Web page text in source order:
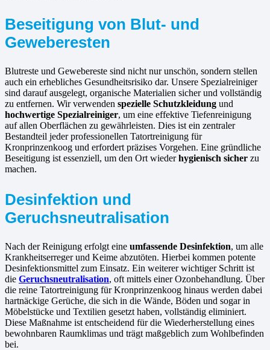
Beseitigung von Blut- und
Geweberesten
Blutreste und Gewebereste sind nicht nur unschön, sondern stellen
auch ein erhebliches Gesundheitsrisiko dar. Unsere Spezialreiniger
sind darauf ausgelegt, organische Materialien sicher und vollständig
zu entfernen. Wir verwenden spezielle Schutzkleidung und
hochwertige Spezialreiniger, um eine effektive Tiefenreinigung
auf allen Oberflächen zu gewährleisten. Dies ist ein zentraler
Bestandteil jeder professionellen Tatortreinigung für
Kronprinzenkoog und erfordert präzises Vorgehen. Eine gründliche
Beseitigung ist essenziell, um den Ort wiederhygienisch sicher zu
machen.
Desinfektion und
Geruchsneutralisation
Nach der Reinigung erfolgt eine umfassende Desinfektion, um alle
Krankheitserreger und Keime abzutöten. Hierbei kommen potente
Desinfektionsmittel zum Einsatz. Ein weiterer wichtiger Schritt ist
die Geruchsneutralisation, oft mittels einer Ozonbehandlung. Über
die reine Tatortreinigung für Kronprinzenkoog hinaus werden dabei
hartnäckige Gerüche, die sich in die Wände, Böden und sogar in
Möbelstücke und Textilien gesetzt haben, vollständig eliminiert.
Diese Maßnahme ist entscheidend für die Wiederherstellung eines
bewohnbaren Raumklimas und trägt maßgeblich zum Wohlbefinden
bei.